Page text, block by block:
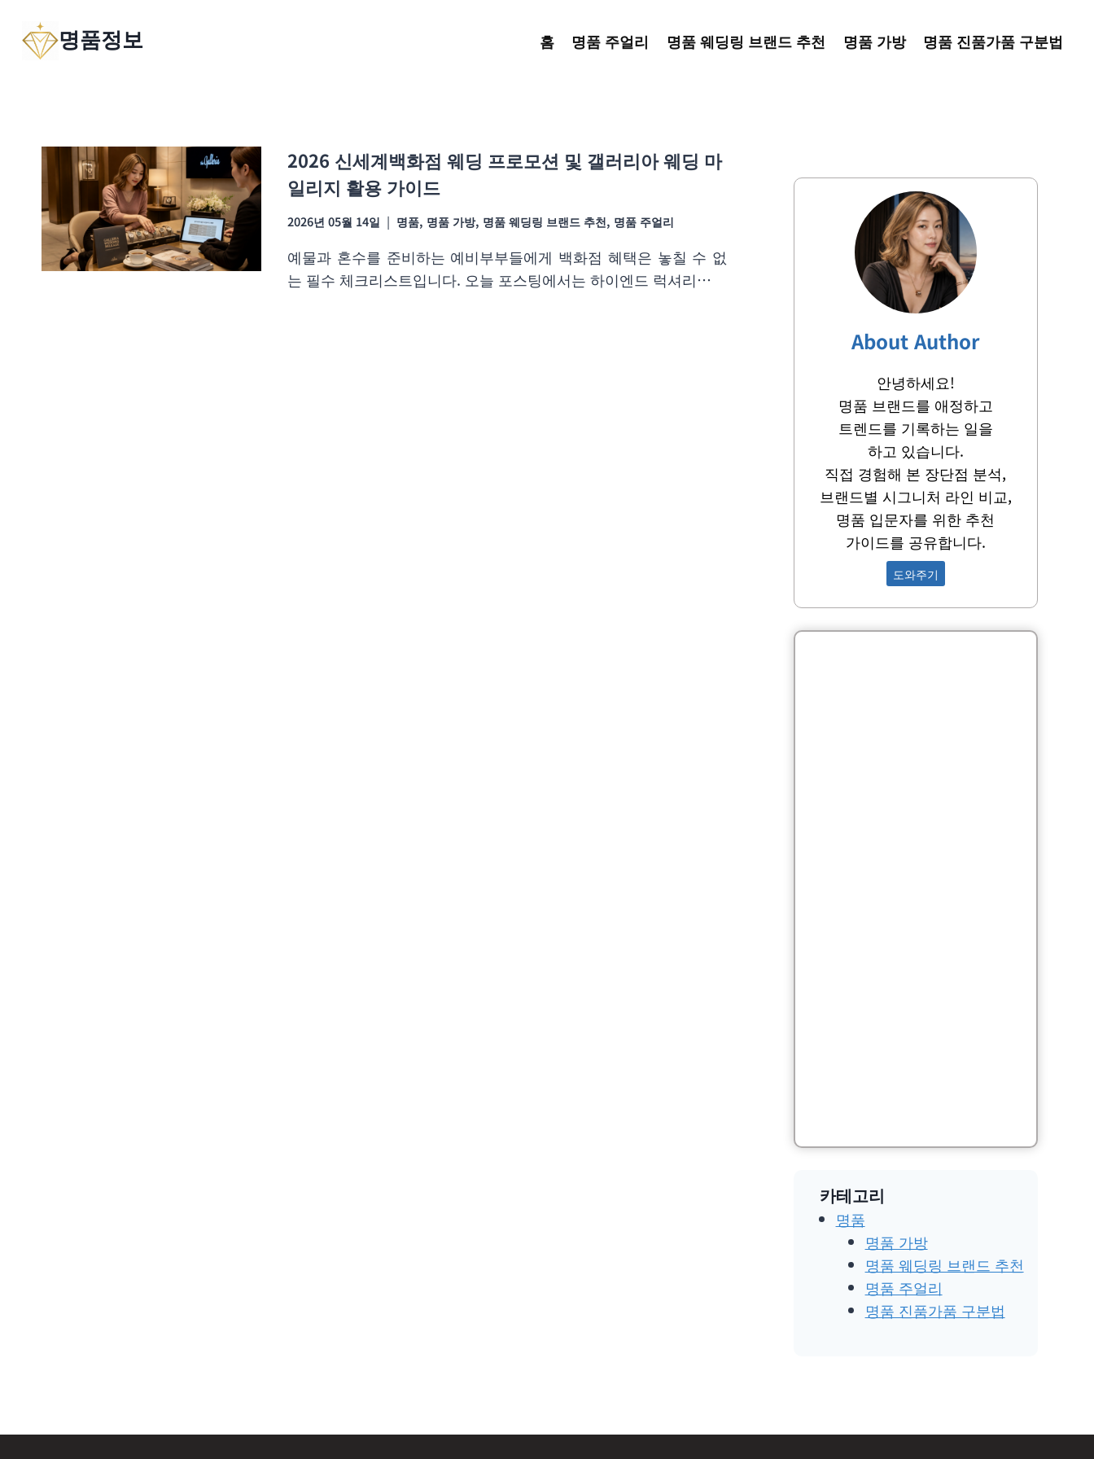
content
명품정보 홈 명품 주얼리 명품 웨딩링 브랜드 추천 명품 가방 명품 진품가품 구분법
2026 신세계백화점 웨딩 프로모션 및 갤러리아 웨딩 마
일리지 활용 가이드
2026년 05월 14일 명품, 명품 가방, 명품 웨딩링 브랜드 추천, 명품 주얼리
예물과 혼수를 준비하는 예비부부들에게 백화점 혜택은 놓칠 수 없
는 필수 체크리스트입니다. 오늘 포스팅에서는 하이엔드 럭셔리…
About Author
안녕하세요!
명품 브랜드를 애정하고
트렌드를 기록하는 일을
하고 있습니다.
직접 경험해 본 장단점 분석,
브랜드별 시그니처 라인 비교,
명품 입문자를 위한 추천
가이드를 공유합니다.
도와주기
카테고리
명품
명품 가방
명품 웨딩링 브랜드 추천
명품 주얼리
명품 진품가품 구분법